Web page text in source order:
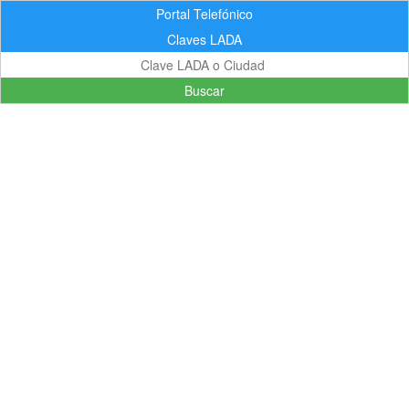
Portal Telefónico
Claves LADA
Buscar